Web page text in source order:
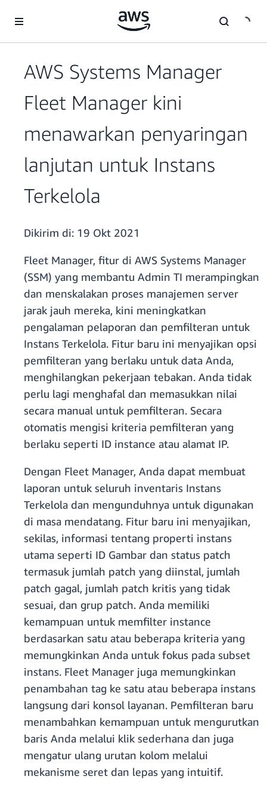
AWS Systems Manager
Fleet Manager kini
menawarkan penyaringan
lanjutan untuk Instans
Terkelola
Dikirim di: 19 Okt 2021
Fleet Manager, fitur di AWS Systems Manager
(SSM) yang membantu Admin TI merampingkan
dan menskalakan proses manajemen server
jarak jauh mereka, kini meningkatkan
pengalaman pelaporan dan pemfilteran untuk
Instans Terkelola. Fitur baru ini menyajikan opsi
pemfilteran yang berlaku untuk data Anda,
menghilangkan pekerjaan tebakan. Anda tidak
perlu lagi menghafal dan memasukkan nilai
secara manual untuk pemfilteran. Secara
otomatis mengisi kriteria pemfilteran yang
berlaku seperti ID instance atau alamat IP.
Dengan Fleet Manager, Anda dapat membuat
laporan untuk seluruh inventaris Instans
Terkelola dan mengunduhnya untuk digunakan
di masa mendatang. Fitur baru ini menyajikan,
sekilas, informasi tentang properti instans
utama seperti ID Gambar dan status patch
termasuk jumlah patch yang diinstal, jumlah
patch gagal, jumlah patch kritis yang tidak
sesuai, dan grup patch. Anda memiliki
kemampuan untuk memfilter instance
berdasarkan satu atau beberapa kriteria yang
memungkinkan Anda untuk fokus pada subset
instans. Fleet Manager juga memungkinkan
penambahan tag ke satu atau beberapa instans
langsung dari konsol layanan. Pemfilteran baru
menambahkan kemampuan untuk mengurutkan
baris Anda melalui klik sederhana dan juga
mengatur ulang urutan kolom melalui
mekanisme seret dan lepas yang intuitif.